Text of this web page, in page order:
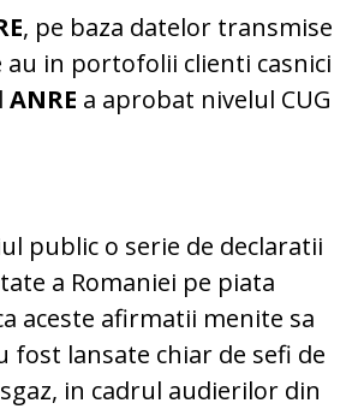
, pe baza datelor transmise
in portofolii clienti casnici
ANRE a aprobat nivelul CUG
public o serie de declaratii
a Romaniei pe piata
aceste afirmatii menite sa
fost lansate chiar de sefi de
in cadrul audierilor din